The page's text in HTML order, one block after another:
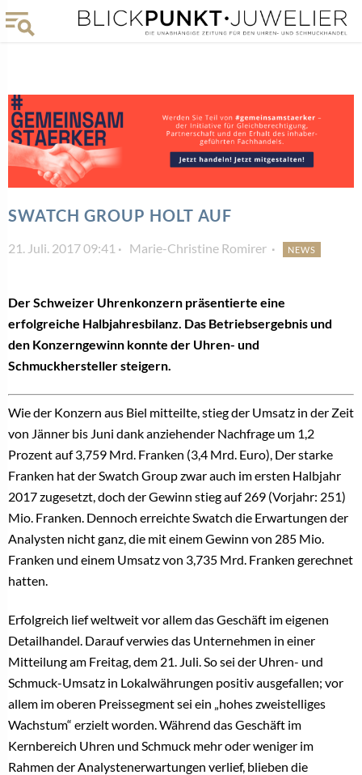
SWATCH GROUP HOLT AUF
21. Juli. 2017 09:41 Marie-Christine Romirer NEWS
Der Schweizer Uhrenkonzern präsentierte eine
erfolgreiche Halbjahresbilanz. Das Betriebsergebnis und
den Konzerngewinn konnte der Uhren- und
Schmuckhersteller steigern.
Wie der Konzern aus Biel mitteilte, stieg der Umsatz in der Zeit
von Jänner bis Juni dank anziehender Nachfrage um 1,2
Prozent auf 3,759 Mrd. Franken (3,4 Mrd. Euro), Der starke
Franken hat der Swatch Group zwar auch im ersten Halbjahr
2017 zugesetzt, doch der Gewinn stieg auf 269 (Vorjahr: 251)
Mio. Franken. Dennoch erreichte Swatch die Erwartungen der
Analysten nicht ganz, die mit einem Gewinn von 285 Mio.
Franken und einem Umsatz von 3,735 Mrd. Franken gerechnet
hatten.
Erfolgreich lief weltweit vor allem das Geschäft im eigenen
Detailhandel. Darauf verwies das Unternehmen in einer
Mitteilung am Freitag, dem 21. Juli. So sei der Uhren- und
Schmuck-Umsatz in Lokalwährungen positiv ausgefallen; vor
allem im oberen Preissegment sei ein „hohes zweistelliges
Wachstum“ erzielt worden. Während das Geschäft im
Kernbereich Uhren und Schmuck mehr oder weniger im
Rahmen der Analystenerwartungen verlief, blieben die